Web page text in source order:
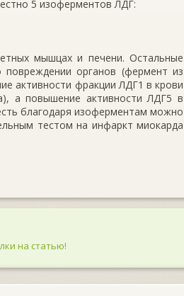
5 изоферментов ЛДГ:
мышцах и печени. Остальные
органов (фермент из
активности фракции ЛДГ1 в крови
а повышение активности ЛДГ5 в
благодаря изоферментам можно
тестом на инфаркт миокарда
на статью!